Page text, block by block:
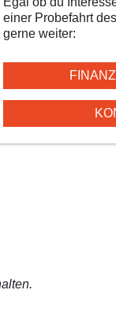
einer Probefahrt
gerne weiter: